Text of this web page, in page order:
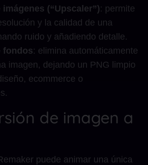
(“Upscaler”): permite
y la calidad de una
ruido y añadiendo detalle.
fondos: elimina automáticamente
imagen, dejando un PNG limpio
ecommerce o
de imagen a
puede animar una única